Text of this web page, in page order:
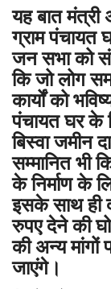
यह बात मंत्री
ग्राम पंचायत
जन सभा को
कि जो लोग
कार्यों को
पंचायत घर के
बिस्वा जमीन
सम्मानित भी
के निर्माण के
इसके साथ ही
रुपए देने की
की अन्य मांगों
जाएंगे।